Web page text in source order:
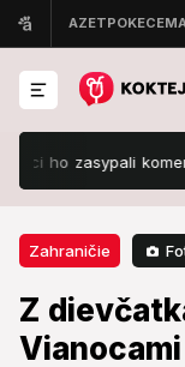
zasypali
Zahraničie
Z
Zahraničie 10.
Z
Vianocami